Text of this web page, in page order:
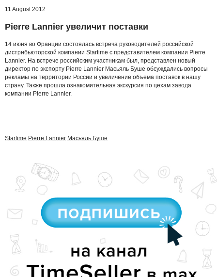
11 August 2012
Pierre Lannier увеличит поставки
14 июня во Франции состоялась встреча руководителей российской
дистрибьюторской компании Startime c представителем компании Pierre
Lannier. На встрече российским участникам был, представлен новый
директор по экспорту Pierre Lannier Масьяль Буше обсуждались вопросы
рекламы на территории России и увеличение объема поставок в нашу
страну. Также прошла ознакомительная экскурсия по цехам завода
компании Pierre Lannier.
Startime Pierre Lannier Масьяль Буше